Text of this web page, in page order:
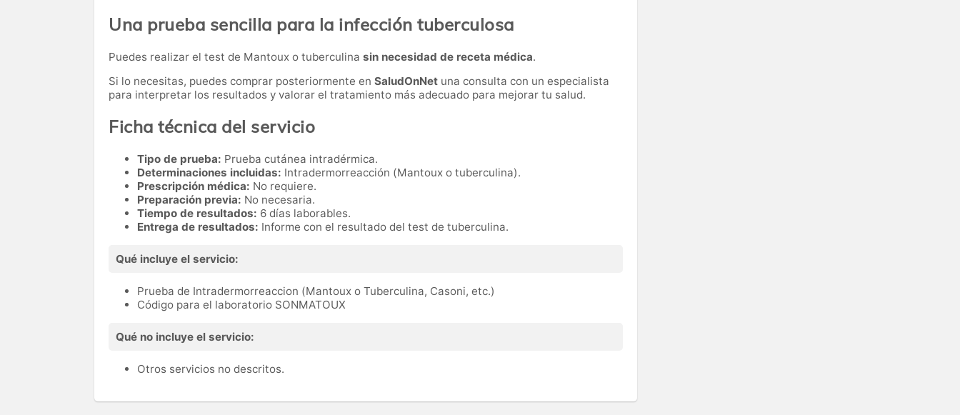
Una prueba sencilla para la infección tuberculosa
Puedes realizar el test de Mantoux o tuberculina sin necesidad de receta médica.
Si lo necesitas, puedes comprar posteriormente en SaludOnNet una consulta con un especialista
para interpretar los resultados y valorar el tratamiento más adecuado para mejorar tu salud.
Ficha técnica del servicio
Tipo de prueba: Prueba cutánea intradérmica.
Determinaciones incluidas: Intradermorreacción (Mantoux o tuberculina).
Prescripción médica: No requiere.
Preparación previa: No necesaria.
Tiempo de resultados: 6 días laborables.
Entrega de resultados: Informe con el resultado del test de tuberculina.
Qué incluye el servicio:
Prueba de Intradermorreaccion (Mantoux o Tuberculina, Casoni, etc.)
Código para el laboratorio SONMATOUX
Qué no incluye el servicio:
Otros servicios no descritos.